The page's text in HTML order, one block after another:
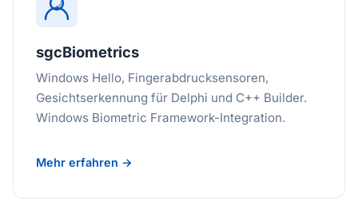
sgcBiometrics
Windows Hello, Fingerabdrucksensoren,
Gesichtserkennung für Delphi und C++ Builder.
Windows Biometric Framework-Integration.
Mehr erfahren →